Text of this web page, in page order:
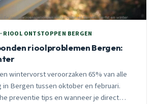
RIOOL ONTSTOPPEN BERGEN
rioolproblemen Bergen:
wintervorst veroorzaken 65% van alle
Bergen tussen oktober en februari.
preventie tips en wanneer je direct